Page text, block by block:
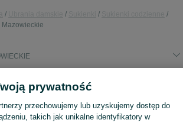
Szeroki wybór sukienek codziennych damskich Mazowieckie ▶️ bawełniane i wygodne ✅ Nowe i używane w dobrych cenach ☝ Sprawdź ogłoszenia online na OLX.pl! Zobacz
prywatność
przechowujemy lub uzyskujemy dostęp do
takich jak unikalne identyfikatory w